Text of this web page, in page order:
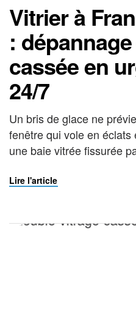
Vitrier à
:
cassée en
24/7
Un bris de glace ne
fenêtre qui vole en éclats
une baie vitrée fissurée
petit matin : dans ces
l’assurance de sécuriser
Lire l'article